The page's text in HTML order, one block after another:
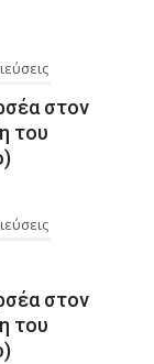
στον
του
στον
του